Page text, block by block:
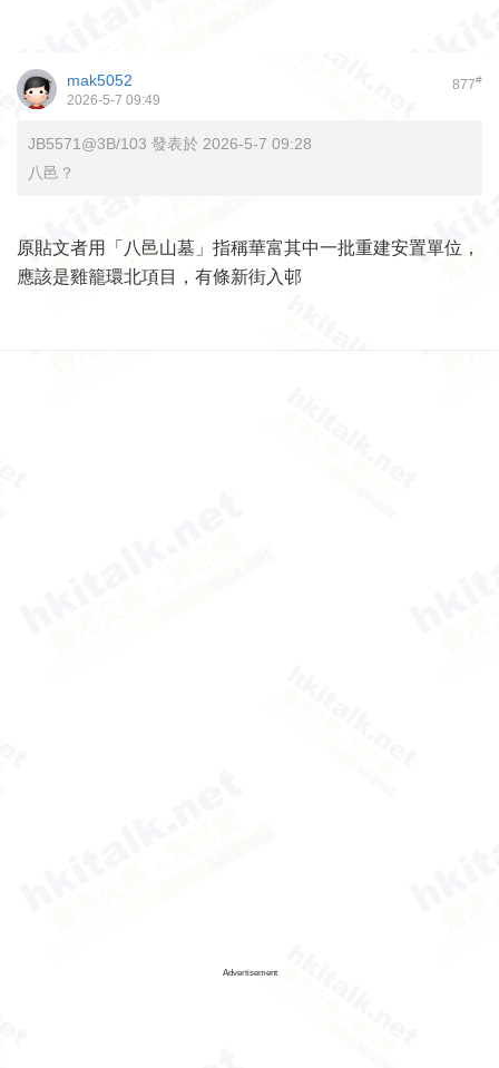
877#
mak5052
2026-5-7 09:49
JB5571@3B/103 發表於 2026-5-7 09:28
八邑？
原貼文者用「八邑山墓」指稱華富其中一批重建安置單位，
應該是雞籠環北項目，有條新街入邨
Advertisement